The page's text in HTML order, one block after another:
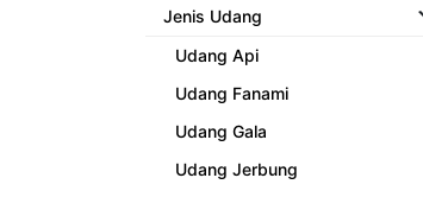
Jenis Udang
Udang Api
Udang Fanami
Udang Gala
Udang Jerbung